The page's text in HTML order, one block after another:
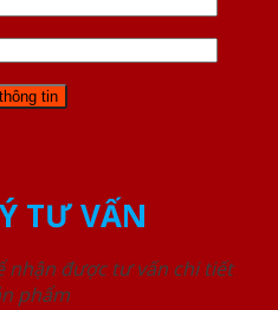
TƯ VẤN
nhận được tư vấn chi tiết
phẩm